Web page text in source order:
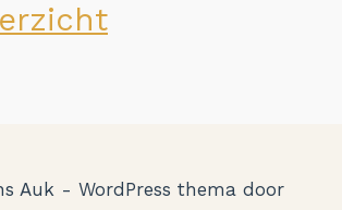
Auk - WordPress thema door